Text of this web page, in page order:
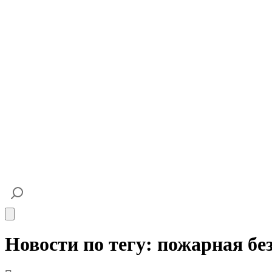
Новости по тегу: пожарная